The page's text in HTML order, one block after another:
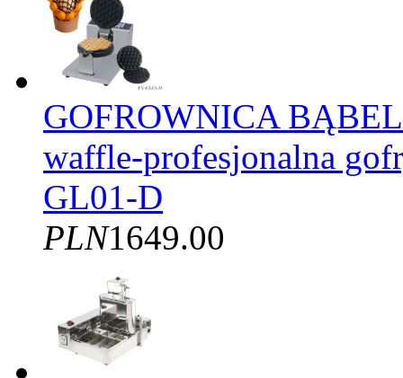
GOFROWNICA
waffle-profesjonalna
GL01-D
PLN1649.00